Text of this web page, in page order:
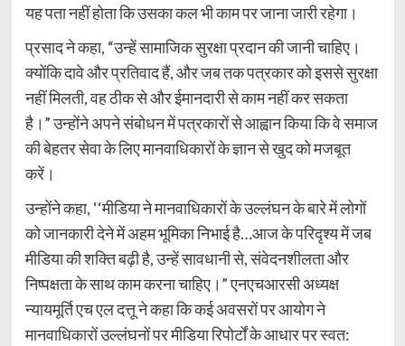
यह पता नहीं होता कि उसका कल भी काम पर जाना जारी रहेगा।
प्रसाद ने कहा, “उन्हें सामाजिक सुरक्षा प्रदान की जानी चाहिए।
क्योंकि दावे और प्रतिवाद हैं, और जब तक पत्रकार को इससे सुरक्षा
नहीं मिलती, वह ठीक से और ईमानदारी से काम नहीं कर सकता
है।” उन्होंने अपने संबोधन में पत्रकारों से आह्वान किया कि वे समाज
की बेहतर सेवा के लिए मानवाधिकारों के ज्ञान से खुद को मजबूत
करें।
उन्होंने कहा, ‘‘मीडिया ने मानवाधिकारों के उल्लंघन के बारे में लोगों
को जानकारी देने में अहम भूमिका निभाई है…आज के परिदृश्य में जब
मीडिया की शक्ति बढ़ी है, उन्हें सावधानी से, संवेदनशीलता और
निष्पक्षता के साथ काम करना चाहिए।” एनएचआरसी अध्यक्ष
न्यायमूर्ति एच एल दत्तू ने कहा कि कई अवसरों पर आयोग ने
मानवाधिकारों उल्लंघनों पर मीडिया रिपोर्टों के आधार पर स्वत: